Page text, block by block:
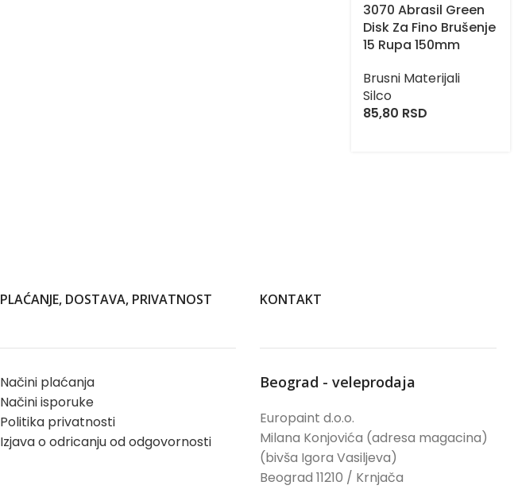
3070 Abrasil Green
Disk Za Fino Brušenje
15 Rupa 150mm
Brusni Materijali
Silco
85,80 RSD
PLAĆANJE, DOSTAVA, PRIVATNOST
Načini plaćanja
Načini isporuke
Politika privatnosti
Izjava o odricanju od odgovornosti
KONTAKT
Beograd - veleprodaja
Europaint d.o.o.
Milana Konjovića (adresa magacina)
(bivša Igora Vasiljeva)
Beograd 11210 / Krnjača